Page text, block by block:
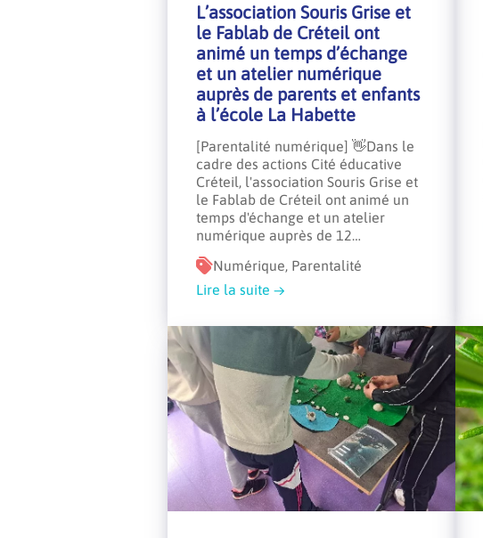
L’association Souris Grise et
le Fablab de Créteil ont
animé un temps d’échange
et un atelier numérique
auprès de parents et enfants
à l’école La Habette
[Parentalité numérique] 👋Dans le
cadre des actions Cité éducative
Créteil, l'association Souris Grise et
le Fablab de Créteil ont animé un
temps d'échange et un atelier
numérique auprès de 12…
Numérique, Parentalité
Lire la suite